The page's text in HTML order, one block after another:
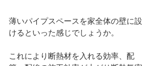
薄いパイプスペースを家全体の壁に設
けるといった感じでしょうか。
これにより断熱材を入れる効率、配